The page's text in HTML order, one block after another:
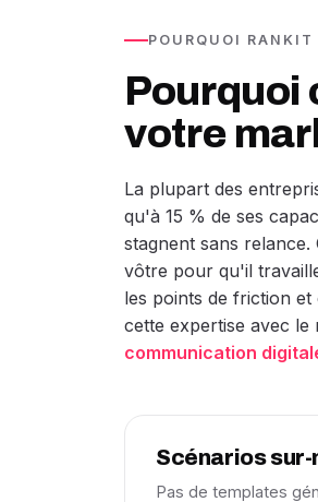
POURQUOI RANKIT
Pourquoi
votre
La plupart des
qu'à 15 % de ses
stagnent sans
vôtre pour qu'il
les points de friction
cette expertise avec
communication
Scénarios
Pas de templates